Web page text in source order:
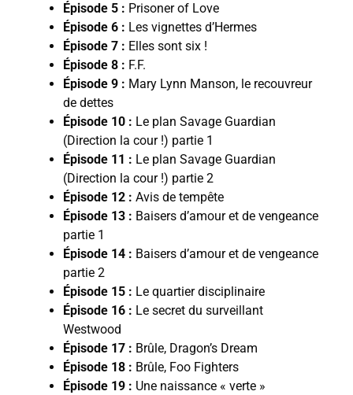
Épisode 5 : Prisoner of Love
Épisode 6 : Les vignettes d’Hermes
Épisode 7 : Elles sont six !
Épisode 8 : F.F.
Épisode 9 : Mary Lynn Manson, le recouvreur
de dettes
Épisode 10 : Le plan Savage Guardian
(Direction la cour !) partie 1
Épisode 11 : Le plan Savage Guardian
(Direction la cour !) partie 2
Épisode 12 : Avis de tempête
Épisode 13 : Baisers d’amour et de vengeance
partie 1
Épisode 14 : Baisers d’amour et de vengeance
partie 2
Épisode 15 : Le quartier disciplinaire
Épisode 16 : Le secret du surveillant
Westwood
Épisode 17 : Brûle, Dragon’s Dream
Épisode 18 : Brûle, Foo Fighters
Épisode 19 : Une naissance « verte »